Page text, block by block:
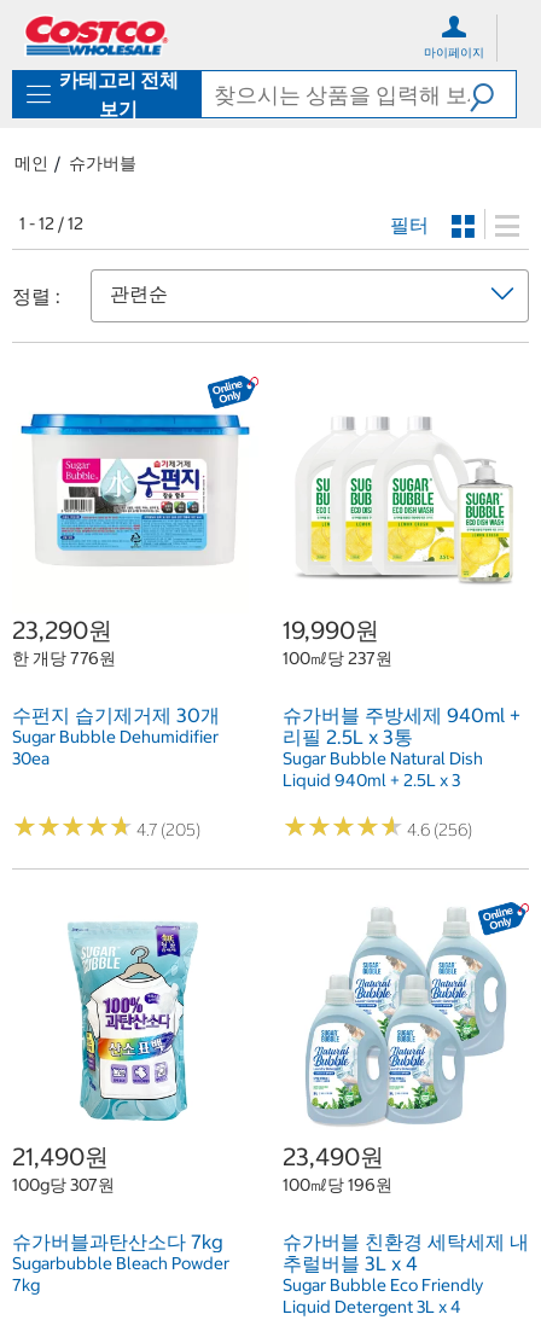
로
기
가
마이페이지
카테고리 전체
보기
메인 슈가버블
1 - 12 / 12 필터
정렬 :
23,290원
한 개당 776원
수펀지 습기제거제 30개
Sugar Bubble Dehumidifier
30ea
★★★★★
★★★★★ 4.7 (205)
19,990원
100㎖당 237원
슈가버블 주방세제 940ml +
리필 2.5L x 3통
Sugar Bubble Natural Dish
Liquid 940ml + 2.5L x 3
★★★★★
★★★★★ 4.6 (256)
21,490원
100g당 307원
슈가버블과탄산소다 7kg
Sugarbubble Bleach Powder
7kg
23,490원
100㎖당 196원
슈가버블 친환경 세탁세제 내
추럴버블 3L x 4
Sugar Bubble Eco Friendly
Liquid Detergent 3L x 4